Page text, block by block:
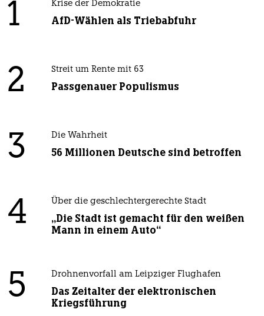
1 Krise der Demokratie
AfD-Wählen als Triebabfuhr
2 Streit um Rente mit 63
Passgenauer Populismus
3 Die Wahrheit
56 Millionen Deutsche sind betroffen
4 Über die geschlechtergerechte Stadt
„Die Stadt ist gemacht für den weißen
Mann in einem Auto“
5 Drohnenvorfall am Leipziger Flughafen
Das Zeitalter der elektronischen
Kriegsführung